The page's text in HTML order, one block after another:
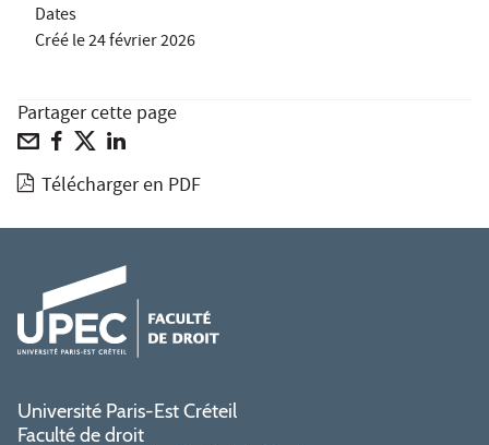
Dates
Créé le24 février 2026
Partager cette page
Télécharger en PDF
Université Paris-Est Créteil
Faculté de droit